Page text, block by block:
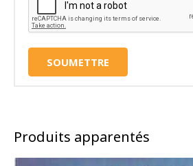
Produits apparentés